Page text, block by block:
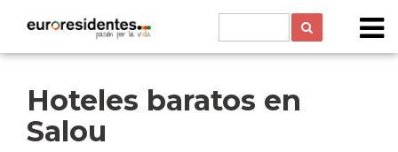
Hoteles baratos en
Salou